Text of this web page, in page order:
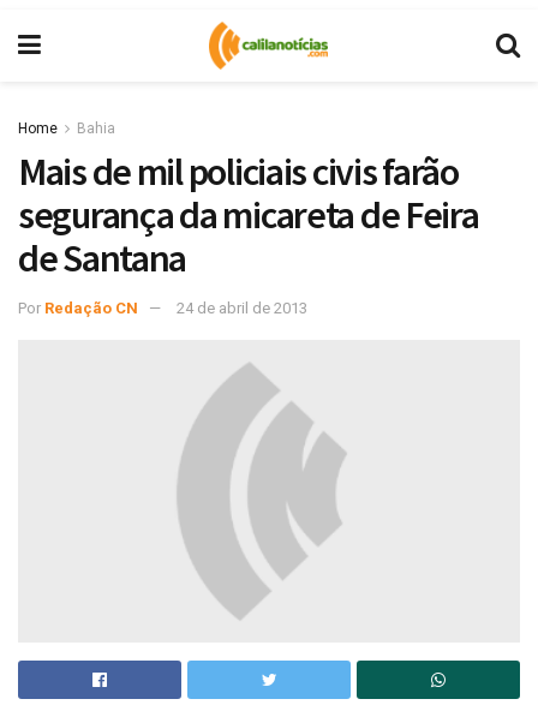
Home Bahia
Mais de mil policiais civis farão
segurança da micareta de Feira
de Santana
Por Redação CN 24 de abril de 2013